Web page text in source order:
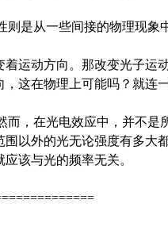
是从一些间接的物理现象
运动方向。那改变光子运动
这在物理上可能吗？就连
，在光电效应中，并不是
以外的光无论强度有多大
该与光的频率无关。